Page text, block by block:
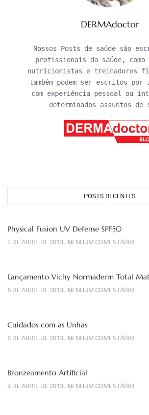
DERMAdoctor
Nossos Posts de saúde são
profissionais da saúde, como
nutricionistas e treinadores
também podem ser escritos por
com experiência pessoal ou
determinados assuntos de
POSTS RECENTES
Physical Fusion UV Defense SPF50
2 DE ABRIL DE 2013 NENHUM COMENTÁRIO
Lançamento Vichy Normaderm Total
5 DE ABRIL DE 2013 NENHUM COMENTÁRIO
Cuidados com as Unhas
8 DE ABRIL DE 2013 NENHUM COMENTÁRIO
Bronzeamento Artificial
9 DE ABRIL DE 2013 NENHUM COMENTÁRIO